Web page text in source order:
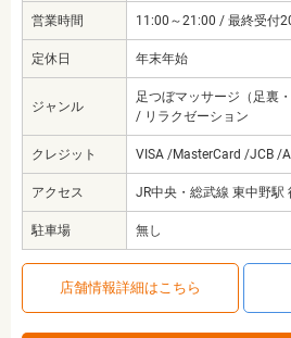
営業時間 11:00～21:00 / 最終受付
定休日 年末年始
ジャンル
足つぼマッサージ（足裏
/ リラクゼーション
クレジット VISA /MasterCard /JCB /
アクセス JR中央・総武線 東中野駅
駐車場 無し
店舗情報詳細はこちら